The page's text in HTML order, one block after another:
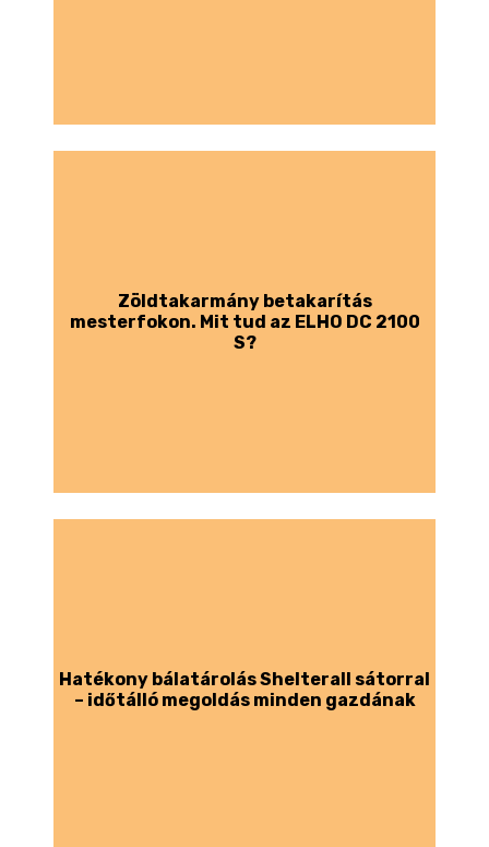
Zöldtakarmány betakarítás
mesterfokon. Mit tud az ELHO DC 2100
S?
Hatékony bálatárolás Shelterall sátorral
– időtálló megoldás minden gazdának